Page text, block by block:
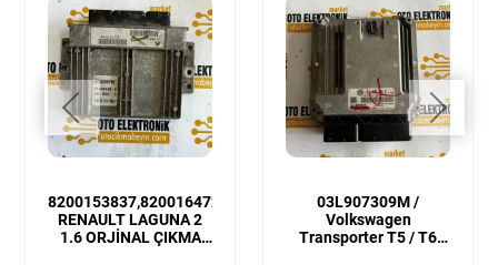
8200153837,8200164728
RENAULT LAGUNA 2
1.6 ORJİNAL ÇIKMA
03L907309M /
Volkswagen
Transporter T5 / T6